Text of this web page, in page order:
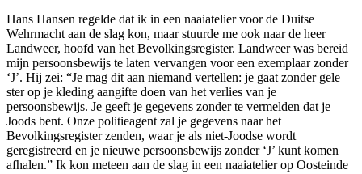
Hans Hansen regelde dat ik in een naaiatelier voor de Duitse
Wehrmacht aan de slag kon, maar stuurde me ook naar de heer
Landweer, hoofd van het Bevolkingsregister. Landweer was bereid
mijn persoonsbewijs te laten vervangen voor een exemplaar zonder
‘J’. Hij zei: “Je mag dit aan niemand vertellen: je gaat zonder gele
ster op je kleding aangifte doen van het verlies van je
persoonsbewijs. Je geeft je gegevens zonder te vermelden dat je
Joods bent. Onze politieagent zal je gegevens naar het
Bevolkingsregister zenden, waar je als niet-Joodse wordt
geregistreerd en je nieuwe persoonsbewijs zonder ‘J’ kunt komen
afhalen.” Ik kon meteen aan de slag in een naaiatelier op Oosteinde